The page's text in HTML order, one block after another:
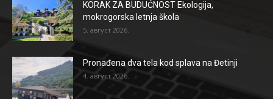
KORAK ZA BUDUĆNOST Ekologija,
mokrogorska letnja škola
5. август 2026.
Pronađena dva tela kod splava na Đetinji
4. август 2026.